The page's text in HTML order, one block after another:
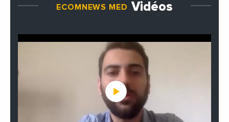
ECOMNEWS MED Vidéos